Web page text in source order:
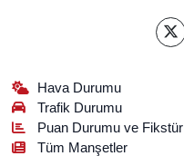
Hava Durumu
Trafik Durumu
Puan Durumu ve Fikstür
Tüm Manşetler